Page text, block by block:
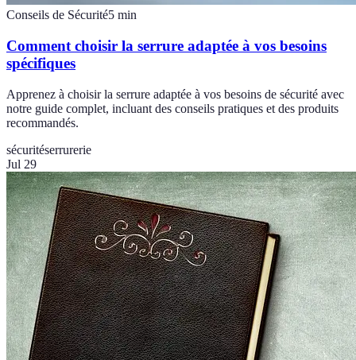
Conseils de Sécurité5 min
Comment choisir la serrure adaptée à vos besoins
spécifiques
Apprenez à choisir la serrure adaptée à vos besoins de sécurité avec
notre guide complet, incluant des conseils pratiques et des produits
recommandés.
sécuritéserrurerie
Jul 29